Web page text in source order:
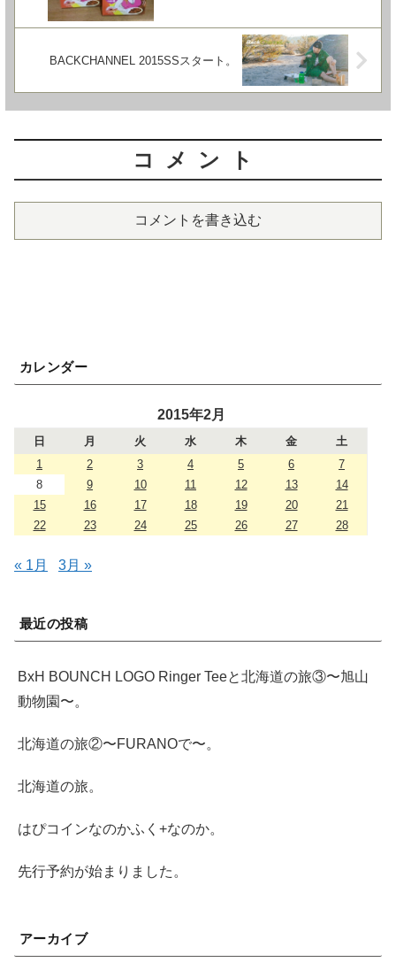
BACKCHANNEL 2015SSスタート。
コメント
コメントを書き込む
カレンダー
2015年2月
日 月 火 水 木 金
土
1
2 3 4 5 6
7
8
9 10 11 12 13
14
15
16 17 18 19 20
21
22
23 24 25 26 27 28
« 1月 3月 »
最近の投稿
BxH BOUNCH LOGO Ringer Teeと北海道の旅③〜旭山
動物園〜。
北海道の旅②〜FURANOで〜。
北海道の旅。
はぴコインなのかふく+なのか。
先行予約が始まりました。
アーカイブ